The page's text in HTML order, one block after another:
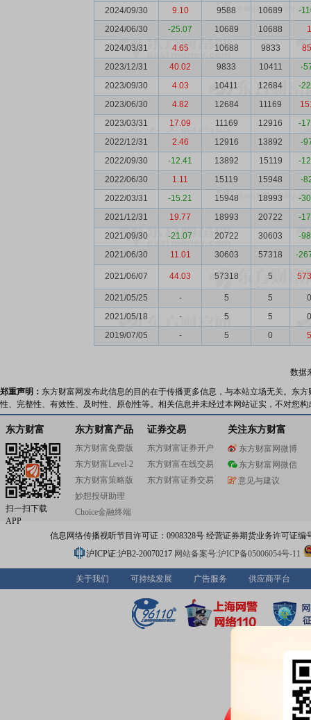
2024/09/30
9.10 9588 10689
-
2024/06/30
-25.07 10689 10688
1
2024/03/31
4.65 10688 9833
2023/12/31
40.02 9833 10411
-
2023/09/30
4.03 10411 12684
-
2023/06/30
4.82 12684 11169
2023/03/31
17.09 11169 12916
-
2022/12/31
2.46 12916 13892
-
2022/09/30
-12.41 13892 15119
-
2022/06/30
1.11 15119 15948
-
2022/03/31
-15.21 15948 18993
-
2021/12/31
19.77 18993 20722
-
2021/09/30
-21.07 20722 30603
-
2021/06/30
11.01 30603 57318 -
2021/06/07 44.03 57318 5
2021/05/25 - 5 5
0
2021/05/18
- 5 5
0
2019/07/05
- 5 0 5
数据
郑重声明： 东方财富网发布此信息的目的在于传播更多信息，与本站立场无关。东
性、完整性、有效性、及时性、原创性等。相关信息并未经过本网站证实，不对您
东方财富
扫一扫下载
APP
东方财富产品
东方财富免费版
东方财富Level-2
东方财富策略版
妙想投研助理
Choice金融终端
证券交易
东方财富证券开户
东方财富在线交易
东方财富证券交易
关注东方财富
东方财富网微博
东方财富网微信
意见与建议
信息网络传播视听节目许可证：0908328号 经营证券期货业务许可证编
沪ICP证:沪B2-20070217 网站备案号:沪ICP备05006054号-11
关于我们 可持续发展 广告服务 供应商平台